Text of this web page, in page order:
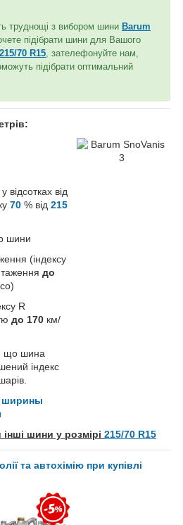
труднощі з вибором шини Barum
підібрати шини для Вашого
215/70 R15 , зателефонуйте нам,
підібрати оптимальний
відсотках від
70 % від 215
шини
(індексу
до
R
до 170 км/
що шина
індекс
ширины
шини у розмірі 215/70 R15
та автохімію при купівлі